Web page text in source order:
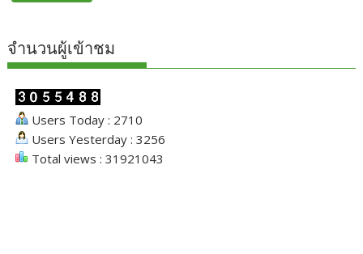
จำนวนผู้เข้าชม
Users Today : 2710
Users Yesterday : 3256
Total views : 31921043